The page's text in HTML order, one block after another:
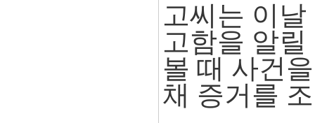
고씨는 이
고함을 알
볼 때 사건
채 증거를